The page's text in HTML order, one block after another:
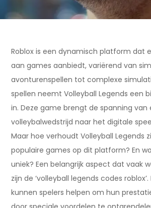
Roblox is een dynamisch platform dat
aan games aanbiedt, variërend van
avonturenspellen tot complexe
spellen neemt Volleyball Legends een
in. Deze game brengt de spanning van
volleybalwedstrijd naar het digitale
Maar hoe verhoudt Volleyball Legends
populaire games op dit platform? En
uniek? Een belangrijk aspect dat vaak
zijn de ‘volleyball legends codes
kunnen spelers helpen om hun